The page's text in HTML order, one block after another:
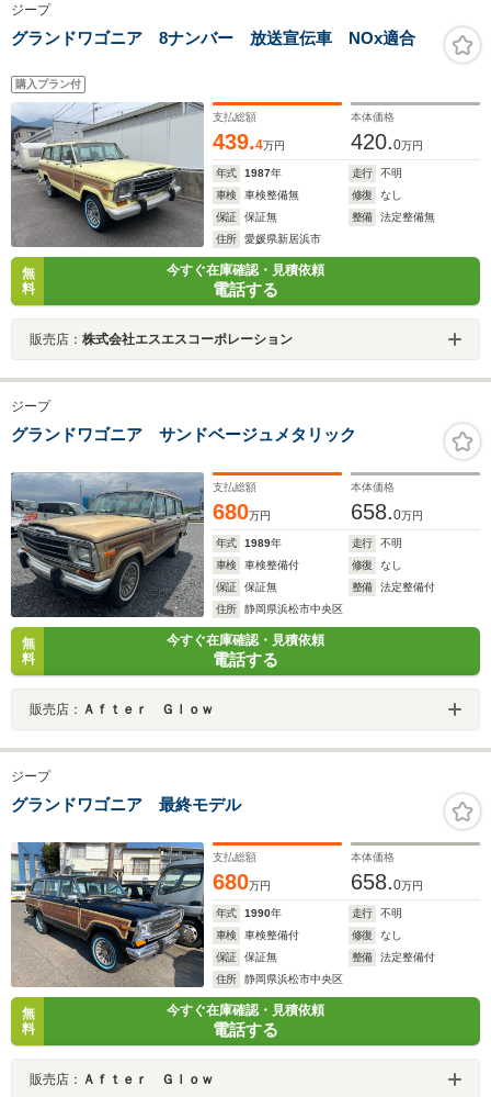
ジープ
グランドワゴニア 8ナンバー 放送宣伝車 NOx適合
購入プラン付
支払総額
439.4万円
本体価格
420.0万円
年式 1987年 走行
不明
車検
車検整備無 修復
なし
保証
保証無 整備
法定整備無
住所
愛媛県新居浜市
無
料
今すぐ在庫確認・見積依頼
電話する
販売店： 株式会社エスエスコーポレーション
ジープ
グランドワゴニア サンドベージュメタリック
支払総額
680万円
本体価格
658.0万円
年式 1989年 走行
不明
車検
車検整備付 修復
なし
保証
保証無 整備
法定整備付
住所
静岡県浜松市中央区
無
料
今すぐ在庫確認・見積依頼
電話する
販売店： Ａｆｔｅｒ Ｇｌｏｗ
ジープ
グランドワゴニア 最終モデル
支払総額
680万円
本体価格
658.0万円
年式 1990年 走行
不明
車検
車検整備付 修復
なし
保証
保証無 整備
法定整備付
住所
静岡県浜松市中央区
無
料
今すぐ在庫確認・見積依頼
電話する
販売店： Ａｆｔｅｒ Ｇｌｏｗ